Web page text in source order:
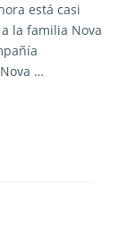
está casi
la familia Nova
…